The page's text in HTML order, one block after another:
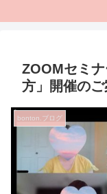
ZOOMセミ
方」開催の
bonton.ブログ